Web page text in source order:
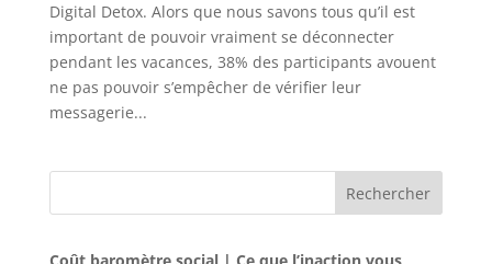
Digital Detox. Alors que nous savons tous qu’il est
important de pouvoir vraiment se déconnecter
pendant les vacances, 38% des participants avouent
ne pas pouvoir s’empêcher de vérifier leur
messagerie...
Rechercher